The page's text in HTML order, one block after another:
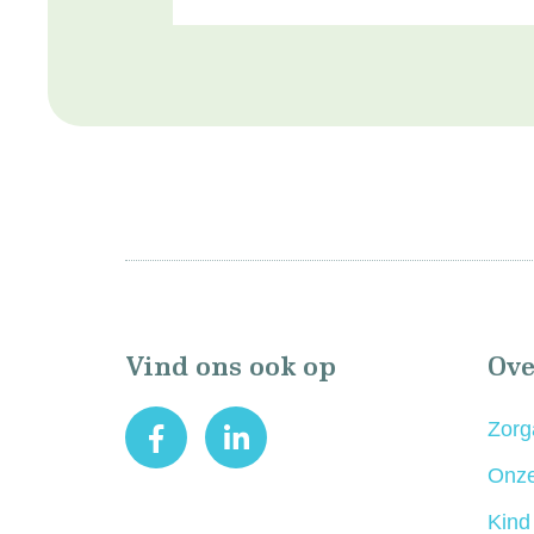
Vind ons ook op